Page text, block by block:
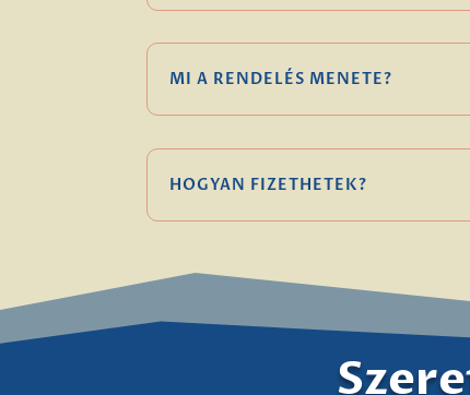
MI A RENDELÉS MENETE?
HOGYAN FIZETHETEK?